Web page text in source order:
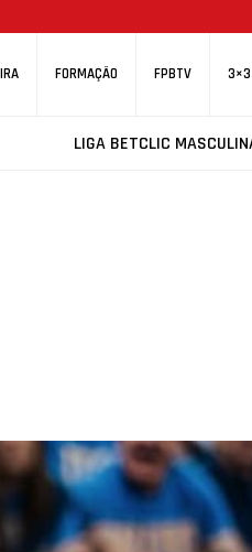
FORMAÇÃO FPBTV 3×3
LIGA BETCLIC